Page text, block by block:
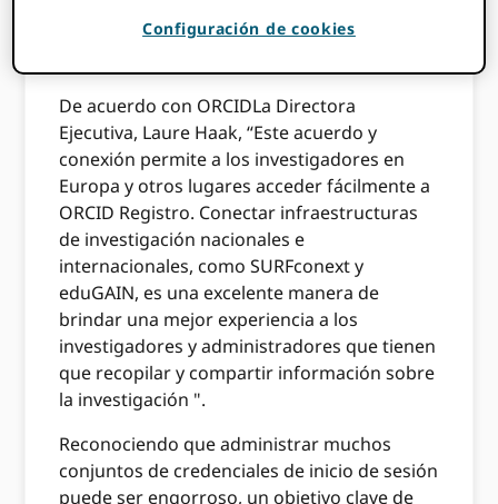
trabajo fue apoyado por dos proyectos
De acuerdo con ORCIDLa Directora
Ejecutiva, Laure Haak, “Este acuerdo y
conexión permite a los investigadores en
Europa y otros lugares acceder fácilmente a
ORCID Registro. Conectar infraestructuras
de investigación nacionales e
internacionales, como SURFconext y
eduGAIN, es una excelente manera de
brindar una mejor experiencia a los
investigadores y administradores que tienen
que recopilar y compartir información sobre
la investigación ".
Reconociendo que administrar muchos
conjuntos de credenciales de inicio de sesión
puede ser engorroso, un objetivo clave de
Configuración de cookies